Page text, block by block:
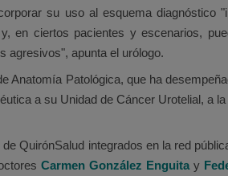
su uso al esquema diagnóstico
en ciertos pacientes y escenarios,
agresivos", apunta el urólogo.
Patológica, que ha
a su Unidad de Cáncer Urotelial, a
QuirónSalud integrados en la red
Carmen González Enguitay